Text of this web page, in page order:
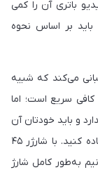
باتری آن را کمی
باید بر اساس نحوه
می‌کند که شبیه
کافی سریع است؛ اما
و باید خودتان آن
را تهیه کرده یا از آداپتور شارژ سازگار دیگری استفاده کنید. با شارژر ۴۵
به‌طور کامل شارژ